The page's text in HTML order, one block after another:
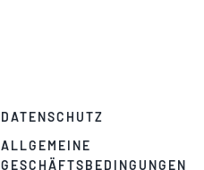
DATENSCHUTZ
ALLGEMEINE
GESCHÄFTSBEDINGUNGEN